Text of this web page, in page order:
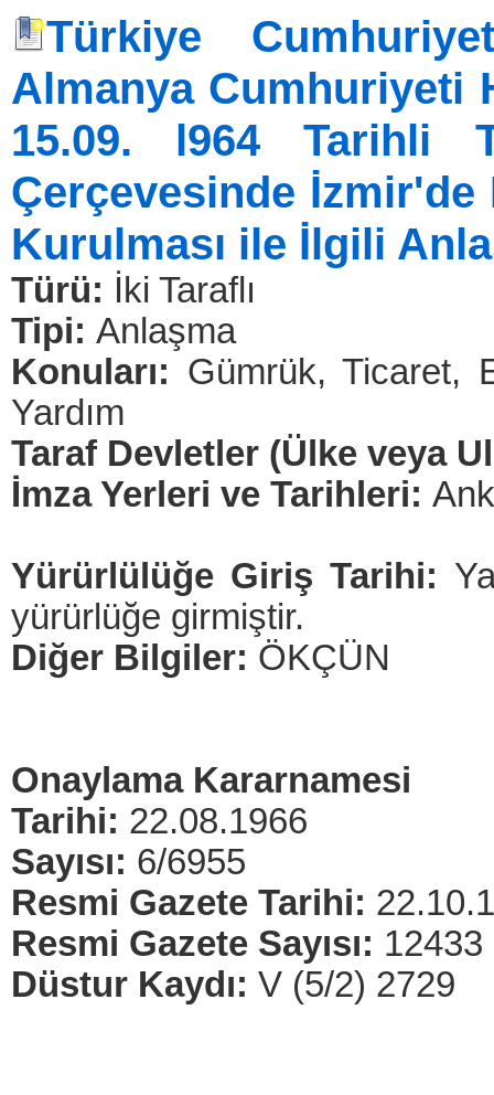
Türkiye
Almanya Cumhuriyeti
15.09. l964 Tarihli
Çerçevesinde
Kurulması ile İlgili
Türü: İki Taraflı
Tipi: Anlaşma
Konuları: Gümrük, Ticaret,
Yardım
Taraf Devletler (Ülke veya
İmza Yerleri ve Tarihleri:
Yürürlülüğe Giriş Tarihi:
yürürlüğe girmiştir.
Diğer Bilgiler: ÖKÇÜN
Onaylama Kararnamesi
Tarihi: 22.08.1966
Sayısı: 6/6955
Resmi Gazete Tarihi:
Resmi Gazete Sayısı: 12433
Düstur Kaydı: V (5/2) 2729